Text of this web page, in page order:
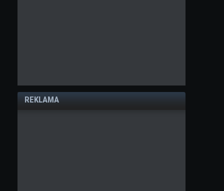
REKLAMA